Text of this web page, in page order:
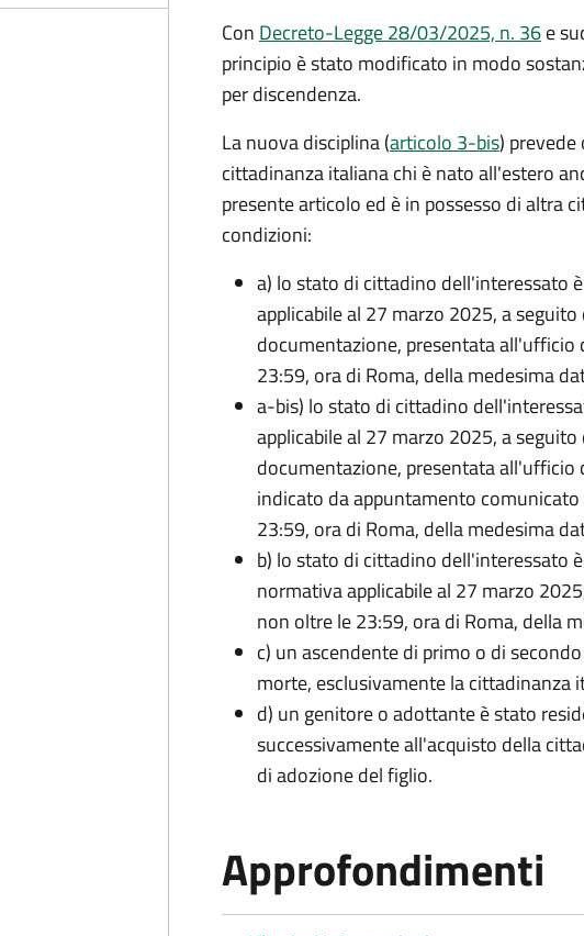
Con Decreto-Legge 28/03/2025, n. 36e
principio è stato modificato in modo
per discendenza.
La nuova disciplina (articolo 3-bis) prevede
cittadinanza italiana chi è nato all'estero
presente articolo ed è in possesso di altra
condizioni:
a) lo stato di cittadino dell'interessato
applicabile al 27 marzo 2025, a
documentazione, presentata
23:59, ora di Roma, della medesima
a-bis) lo stato di cittadino
applicabile al 27 marzo 2025, a
documentazione, presentata
indicato da appuntamento
23:59, ora di Roma, della medesima
b) lo stato di cittadino dell'interessato
normativa applicabile al 27 marzo
non oltre le 23:59, ora di Roma, della
c) un ascendente di primo o di
morte, esclusivamente la cittadinanza
d) un genitore o adottante è stato
successivamente all'acquisto della
di adozione del figlio.
Approfondimenti